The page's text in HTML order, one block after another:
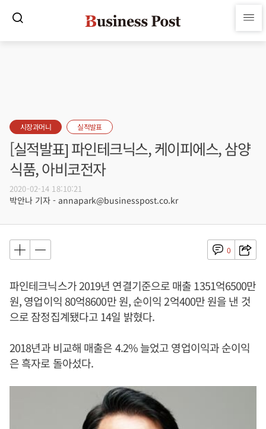
시장과머니 실적발표
[실적발표] 파인테크닉스, 케이피에스, 삼양
식품, 아비코전자
2020-02-14 18:10:21
박안나 기자 - annapark@businesspost.co.kr
0
파인테크닉스가 2019년 연결기준으로 매출 1351억6500만
원, 영업이익 80억8600만 원, 순이익 2억400만 원을 낸 것
으로 잠정집계됐다고 14일 밝혔다.
2018년과 비교해 매출은 4.2% 늘었고 영업이익과 순이익
은 흑자로 돌아섰다.